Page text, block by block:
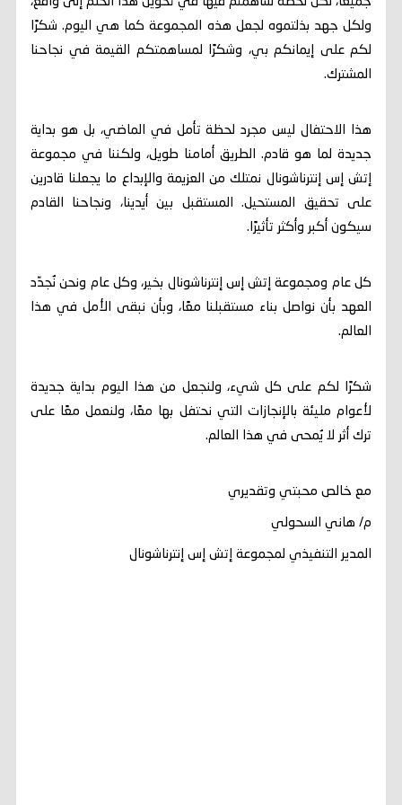
ولكل جهد بذلتموه لجعل هذه المجموعة كما هي اليوم. شكرًا
لكم على إيمانكم بي، وشكرًا لمساهمتكم القيمة في نجاحنا
المشترك.
هذا الاحتفال ليس مجرد لحظة تأمل في الماضي، بل هو بداية
جديدة لما هو قادم. الطريق أمامنا طويل، ولكننا في مجموعة
إتش إس إنترناشونال نمتلك من العزيمة والإبداع ما يجعلنا قادرين
على تحقيق المستحيل. المستقبل بين أيدينا، ونجاحنا القادم
سيكون أكبر وأكثر تأثيرًا.
كل عام ومجموعة إتش إس إنترناشونال بخير، وكل عام ونحن نُجدّد
العهد بأن نواصل بناء مستقبلنا معًا، وبأن نبقى الأمل في هذا
العالم.
شكرًا لكم على كل شيء، ولنجعل من هذا اليوم بداية جديدة
لأعوام مليئة بالإنجازات التي نحتفل بها معًا، ولنعمل معًا على
ترك أثر لا يُمحى في هذا العالم.
مع خالص محبتي وتقديري
م/ هاني السحولي
المدير التنفيذي لمجموعة إتش إس إنترناشونال